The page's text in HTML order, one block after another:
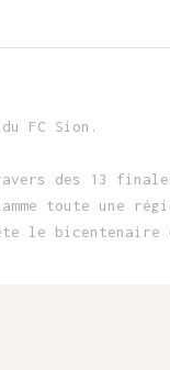
FC Sion.
des 13
toute une
le bicentenaire